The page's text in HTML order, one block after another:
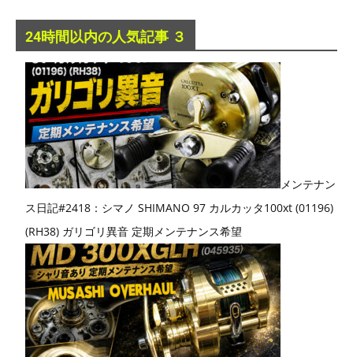
24時間以内の人気記事 ３
メンテナン
ス日記#2418：シマノ SHIMANO 97 カルカッタ100xt (01196)
(RH38) ガリゴリ異音 定期メンテナンス希望